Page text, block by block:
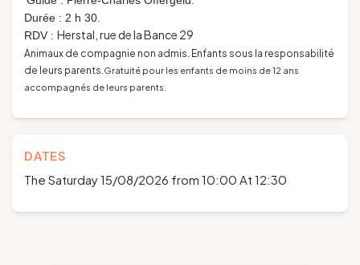
Durée : 2 h 30.
RDV : Herstal, rue de la Bance 29
Animaux de compagnie non admis. Enfants sous la responsabilité
de leurs parents.Gratuité pour les enfants de moins de 12 ans
accompagnés de leurs parents.
DATES
The Saturday 15/08/2026 from 10:00 At 12:30